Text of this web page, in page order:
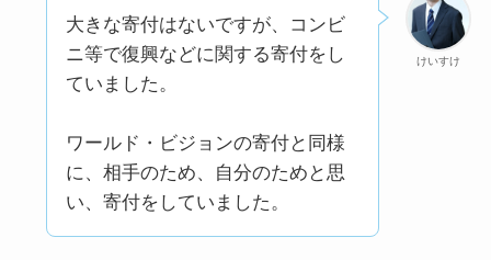
けいすけ
大きな寄付はないですが、コンビ
ニ等で復興などに関する寄付をし
ていました。
ワールド・ビジョンの寄付と同様
に、相手のため、自分のためと思
い、寄付をしていました。